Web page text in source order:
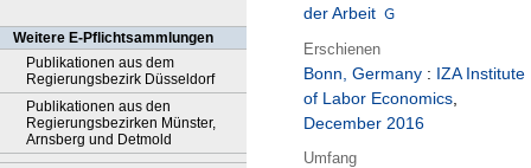
Weitere E-Pflichtsammlungen
Publikationen aus dem
Regierungsbezirk Düsseldorf
Publikationen aus den
Regierungsbezirken Münster,
Arnsberg und Detmold
der Arbeit
Erschienen
Bonn, Germany : IZA Institute
of Labor Economics,
December 2016
Umfang